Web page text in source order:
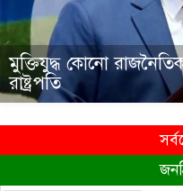
মুক্তিযুদ্ধ কোনো
রাষ্ট্রপতি